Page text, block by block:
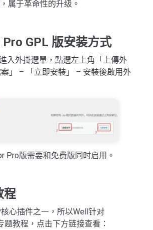
属于革命性的升级。
GPL 版安装方式
入外掛選單，點選左上角「上傳外
」 – 「立即安裝」 – 安裝後啟用外
Pro版需要和免费版同时启用。
程
心插件之一，所以Well针对
题教程，点击下方链接查看：